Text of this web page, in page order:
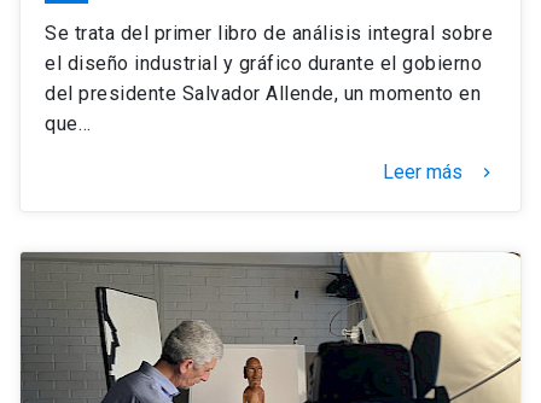
Se trata del primer libro de análisis integral sobre
el diseño industrial y gráfico durante el gobierno
del presidente Salvador Allende, un momento en
que…
Leer más keyboard_arrow_right